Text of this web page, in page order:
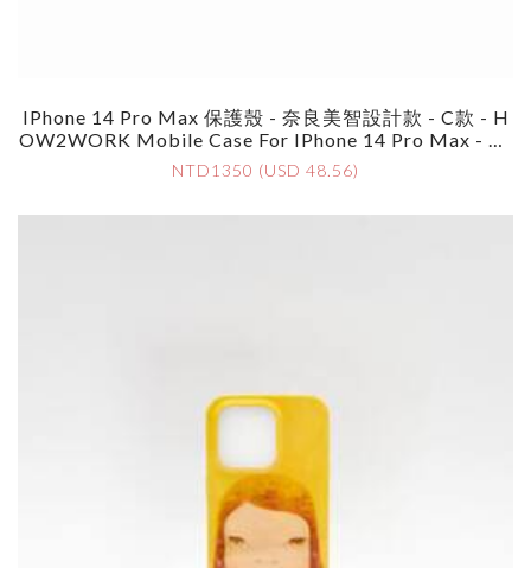
IPhone 14 Pro Max 保護殼 - 奈良美智設計款 - C款 - H
OW2WORK Mobile Case For IPhone 14 Pro Max - By
Yoshimoto Nara - Style C
NTD1350 (USD 48.56)